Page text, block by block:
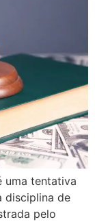
uma tentativa
disciplina de
pelo